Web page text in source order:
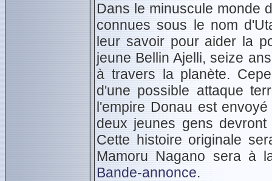
Dans le minuscule monde
connues sous le nom
leur savoir pour aider la
jeune Bellin Ajelli, seize
à travers la planète.
d'une possible attaque
l'empire Donau est
deux jeunes gens
Cette histoire originale
Mamoru Nagano sera à
Bande-annonce.